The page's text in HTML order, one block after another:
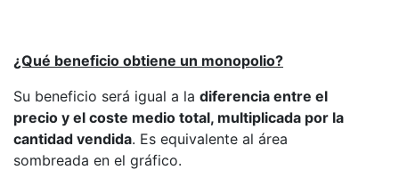
¿Qué beneficio obtiene un monopolio?
Su beneficio será igual a la diferencia entre el
precio y el coste medio total, multiplicada por la
cantidad vendida. Es equivalente al área
sombreada en el gráfico.